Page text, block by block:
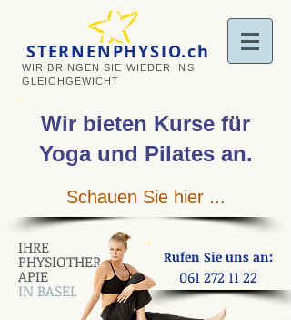
STERNENPHYSIO.ch
WIR BRINGEN SIE WIEDER INS
GLEICHGEWICHT
Wir bieten Kurse für
Yoga und Pilates an.
Schauen Sie hier ...
IHRE
PHYSIOTHER
APIE
IN BASEL
Rufen Sie uns an:
061 272 11 22